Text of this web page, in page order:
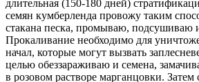
длительная (150-180 дней)
семян кумберленда провожу таким
стакана песка, промываю, подсушиваю
Прокаливание необходимо для
начал, которые могут вызвать
целью обеззараживаю и семена,
в розовом растворе марганцовки.